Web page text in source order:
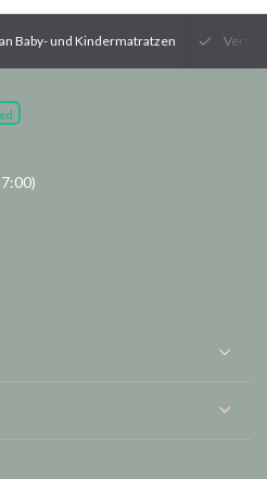
Baby- und Kindermatratzen